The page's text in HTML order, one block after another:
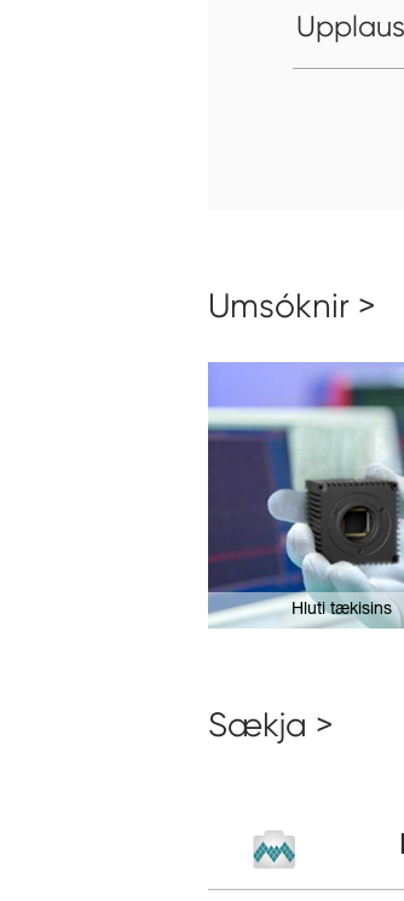
Umsóknir >
Hluti tækisins
Sækja >